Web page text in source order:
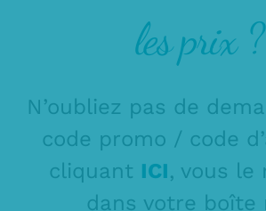
les prix ?
N’oubliez pas de
code promo / code
cliquant ICI, vous le
dans votre boîte